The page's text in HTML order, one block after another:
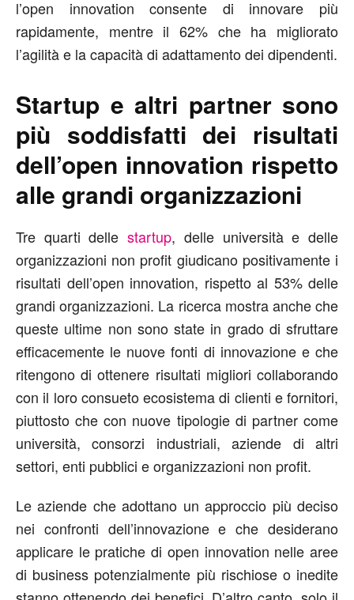
l’open innovation consente di innovare più
rapidamente, mentre il 62% che ha migliorato
l’agilità e la capacità di adattamento dei dipendenti.
Startup e altri partner sono
più soddisfatti dei risultati
dell’open innovation rispetto
alle grandi organizzazioni
Tre quarti dellestartup, delle università e delle
organizzazioni non profit giudicano positivamente i
risultati dell’open innovation, rispetto al 53% delle
grandi organizzazioni. La ricerca mostra anche che
queste ultime non sono state in grado di sfruttare
efficacemente le nuove fonti di innovazione e che
ritengono di ottenere risultati migliori collaborando
con il loro consueto ecosistema di clienti e fornitori,
piuttosto che con nuove tipologie di partner come
università, consorzi industriali, aziende di altri
settori, enti pubblici e organizzazioni non profit.
Le aziende che adottano un approccio più deciso
nei confronti dell’innovazione e che desiderano
applicare le pratiche di open innovation nelle aree
di business potenzialmente più rischiose o inedite